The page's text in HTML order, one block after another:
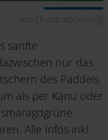
am Draupaddelweg
sanfte
nur das
des Paddels
als per Kanu oder
Alle Infos inkl.